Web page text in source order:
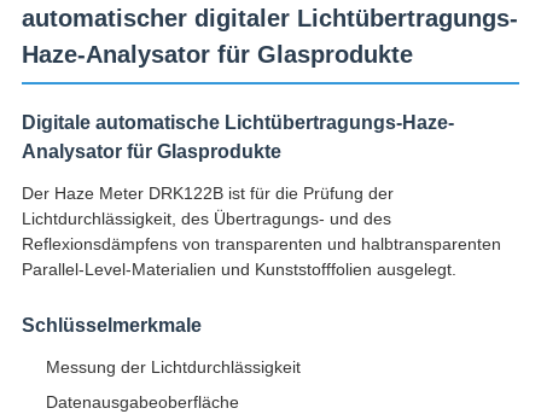
automatischer digitaler Lichtübertragungs-
Haze-Analysator für Glasprodukte
Digitale automatische Lichtübertragungs-Haze-
Analysator für Glasprodukte
Der Haze Meter DRK122B ist für die Prüfung der
Lichtdurchlässigkeit, des Übertragungs- und des
Reflexionsdämpfens von transparenten und halbtransparenten
Parallel-Level-Materialien und Kunststofffolien ausgelegt.
Schlüsselmerkmale
Messung der Lichtdurchlässigkeit
Datenausgabeoberfläche